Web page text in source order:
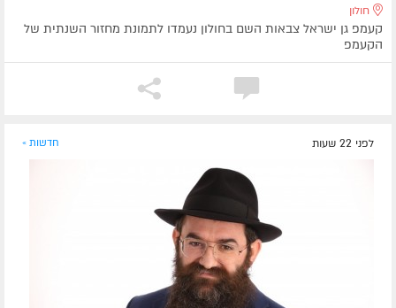
חולון
קעמפ גן ישראל צבאות השם בחולון נעמדו לתמונת מחזור השנתית של
הקעמפ
לפני 22 שעות חדשות »